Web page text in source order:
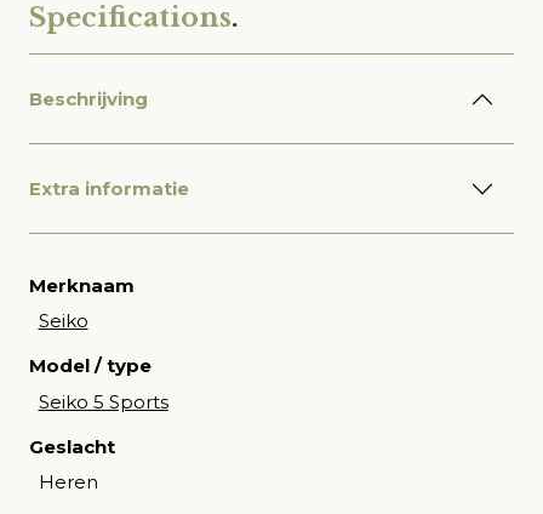
Specifications.
Beschrijving
Extra informatie
Merknaam
Seiko
Model / type
Seiko 5 Sports
Geslacht
Heren